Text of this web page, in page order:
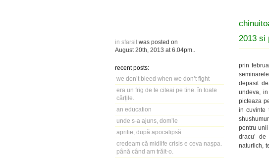
in sfarsit was posted on
August 20th, 2013 at 6.04pm
recent posts:
we don’t bleed when we don’t fight
era un frig de te citeai pe tine. în toate
cărțile.
an education
unde s-a ajuns, dom’le
aprilie, după apocalipsă
credeam că midlife crisis e ceva nașpa.
până când am trăit-o.
2013 si
prin
depasit
undeva,
picteaza
in cuvinte
pentru
dracu’
naturlich,